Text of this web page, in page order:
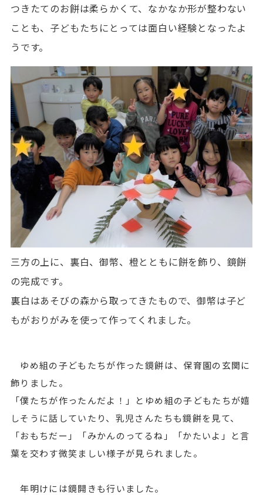
つきたてのお餅は柔らかくて、なかなか形が整わない
ことも、子どもたちにとっては面白い経験となったよ
うです。
三方の上に、裏白、御幣、橙とともに餅を飾り、鏡餅
の完成です。
裏白はあそびの森から取ってきたもので、御幣は子ど
もがおりがみを使って作ってくれました。
ゆめ組の子どもたちが作った鏡餅は、保育園の玄関に
飾りました。
「僕たちが作ったんだよ！」とゆめ組の子どもたちが嬉
しそうに話していたり、乳児さんたちも鏡餅を見て、
「おもちだー」「みかんのってるね」「かたいよ」と言
葉を交わす微笑ましい様子が見られました。
年明けには鏡開きも行いました。